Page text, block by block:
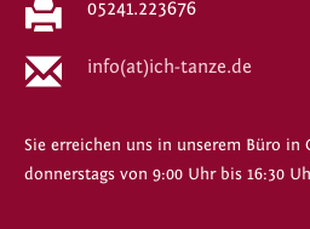
05241.223676
info(at)ich-tanze.de
Sie erreichen uns in unserem Büro in
donnerstags von 9:00 Uhr bis 16:30